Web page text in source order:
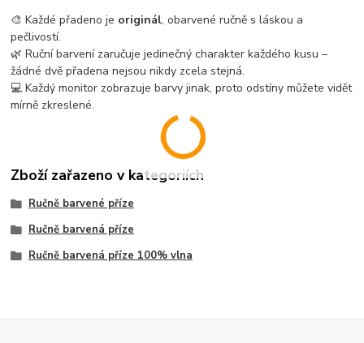
🎨 Každé přadeno je originál, obarvené ručně s láskou a
pečlivostí.
🌿 Ruční barvení zaručuje jedinečný charakter každého kusu –
žádné dvě přadena nejsou nikdy zcela stejná.
💻 Každý monitor zobrazuje barvy jinak, proto odstíny můžete vidět
mírně zkreslené.
Zboží zařazeno v kategoriích
Ručně barvené příze
Ručně barvená příze
Ručně barvená příze 100% vlna